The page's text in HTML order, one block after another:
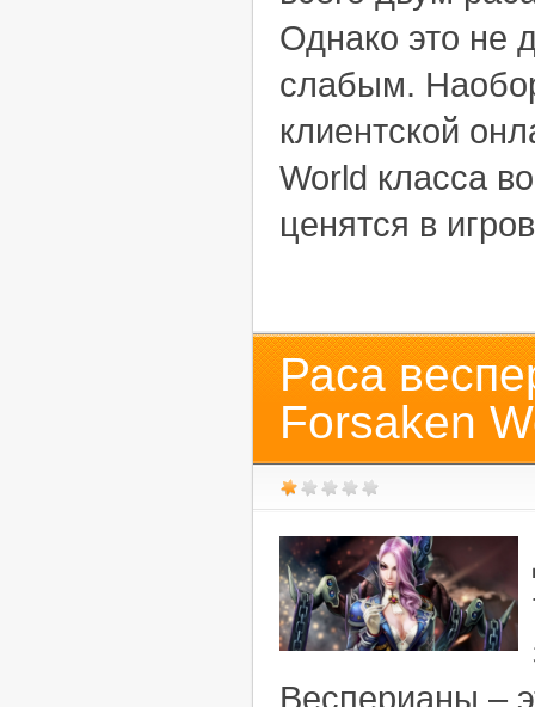
Однако это не
слабым.
клиентской
World класса
ценятся в
Раса
Forsaken
Весперианы –